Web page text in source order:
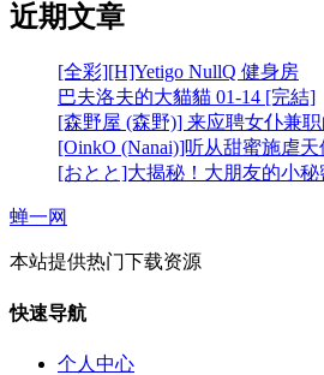
近期文章
[全彩][H]Yetigo NullQ 健身房
巴夫洛夫的大貓貓 01-14 [完結]
[森野屋 (森野)] 来应聘女仆兼
[OinkO (Nanai)]听从甜蜜施虐
[おとと]大揭秘！大朋友的小秘
蝉一网
本站提供热门下载资源
快速导航
个人中心